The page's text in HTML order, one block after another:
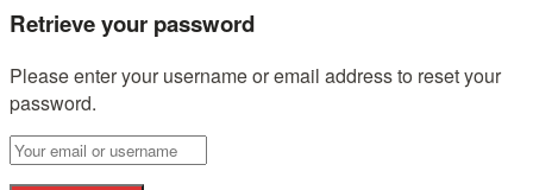
Retrieve your password
Please enter your username or email address to reset your
password.